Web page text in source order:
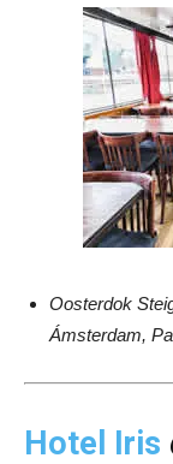
Oosterdok
Ámsterdam,
Hotel Iris